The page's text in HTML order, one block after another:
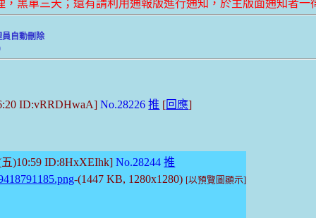
黑單三天；還有請利用通報版進行通知，於主版面通知者一
自動刪除
ID:vRRDHwaA]No.28226 推 [回應]
)10:59 ID:8HxXEIhk]No.28244 推
-(1447 KB, 1280x1280) [以預覽圖顯示]